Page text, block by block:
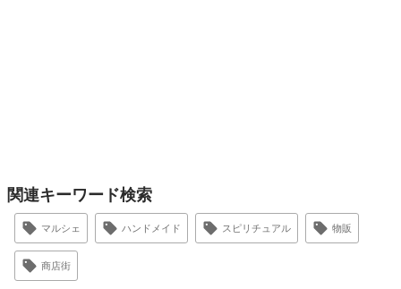
関連キーワード検索
マルシェ ハンドメイド スピリチュアル 物販
商店街